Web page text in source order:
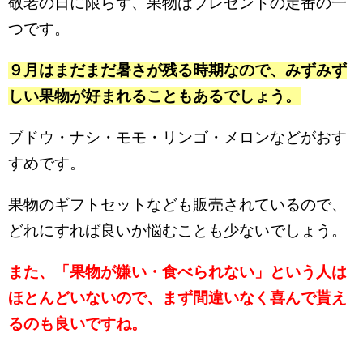
つです。
９月はまだまだ暑さが残る時期なので、みずみず
しい果物が好まれることもあるでしょう。
ブドウ・ナシ・モモ・リンゴ・メロンなどがおす
すめです。
果物のギフトセットなども販売されているので、
どれにすれば良いか悩むことも少ないでしょう。
また、「果物が嫌い・食べられない」という人は
ほとんどいないので、まず間違いなく喜んで貰え
るのも良いですね。